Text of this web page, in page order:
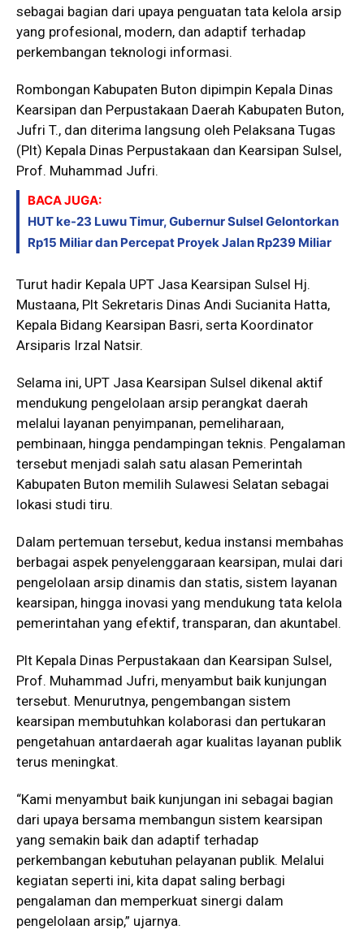
sebagai bagian dari upaya penguatan tata kelola arsip
yang profesional, modern, dan adaptif terhadap
perkembangan teknologi informasi.
Rombongan Kabupaten Buton dipimpin Kepala Dinas
Kearsipan dan Perpustakaan Daerah Kabupaten Buton,
Jufri T., dan diterima langsung oleh Pelaksana Tugas
(Plt) Kepala Dinas Perpustakaan dan Kearsipan Sulsel,
Prof. Muhammad Jufri.
BACA JUGA:
HUT ke-23 Luwu Timur, Gubernur Sulsel Gelontorkan
Rp15 Miliar dan Percepat Proyek Jalan Rp239 Miliar
Turut hadir Kepala UPT Jasa Kearsipan Sulsel Hj.
Mustaana, Plt Sekretaris Dinas Andi Sucianita Hatta,
Kepala Bidang Kearsipan Basri, serta Koordinator
Arsiparis Irzal Natsir.
Selama ini, UPT Jasa Kearsipan Sulsel dikenal aktif
mendukung pengelolaan arsip perangkat daerah
melalui layanan penyimpanan, pemeliharaan,
pembinaan, hingga pendampingan teknis. Pengalaman
tersebut menjadi salah satu alasan Pemerintah
Kabupaten Buton memilih Sulawesi Selatan sebagai
lokasi studi tiru.
Dalam pertemuan tersebut, kedua instansi membahas
berbagai aspek penyelenggaraan kearsipan, mulai dari
pengelolaan arsip dinamis dan statis, sistem layanan
kearsipan, hingga inovasi yang mendukung tata kelola
pemerintahan yang efektif, transparan, dan akuntabel.
Plt Kepala Dinas Perpustakaan dan Kearsipan Sulsel,
Prof. Muhammad Jufri, menyambut baik kunjungan
tersebut. Menurutnya, pengembangan sistem
kearsipan membutuhkan kolaborasi dan pertukaran
pengetahuan antardaerah agar kualitas layanan publik
terus meningkat.
“Kami menyambut baik kunjungan ini sebagai bagian
dari upaya bersama membangun sistem kearsipan
yang semakin baik dan adaptif terhadap
perkembangan kebutuhan pelayanan publik. Melalui
kegiatan seperti ini, kita dapat saling berbagi
pengalaman dan memperkuat sinergi dalam
pengelolaan arsip,” ujarnya.